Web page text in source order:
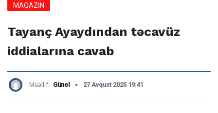
MAQAZİN
Tayanç Ayaydından təcavüz
iddialarına cavab
Müəllif: Günel 27 Avqust 2025 19:41